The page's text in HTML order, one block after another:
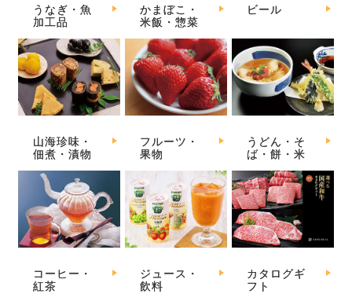
うなぎ・魚
加工品
かまぼこ・
米飯・惣菜
ビール
山海珍味・
佃煮・漬物
フルーツ・
果物
うどん・そ
ば・餅・米
コーヒー・
紅茶
ジュース・
飲料
カタログギ
フト